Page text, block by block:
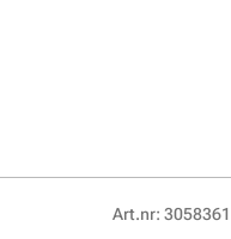
Art.nr: